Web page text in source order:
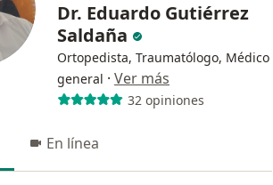
Dr. Eduardo Gutiérrez
Saldaña
Ortopedista, Traumatólogo, Médico
general · Ver más
32 opiniones
En línea